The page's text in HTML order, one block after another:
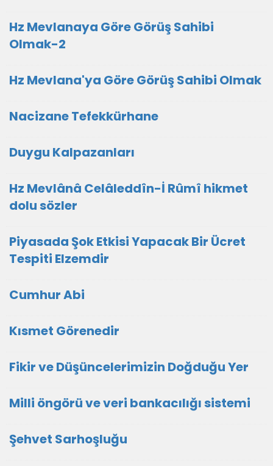
Hz Mevlanaya Göre Görüş Sahibi
Olmak-2
Hz Mevlana'ya Göre Görüş Sahibi Olmak
Nacizane Tefekkürhane
Duygu Kalpazanları
Hz Mevlânâ Celâleddîn-İ Rûmî hikmet
dolu sözler
Piyasada Şok Etkisi Yapacak Bir Ücret
Tespiti Elzemdir
Cumhur Abi
Kısmet Görenedir
Fikir ve Düşüncelerimizin Doğduğu Yer
Milli öngörü ve veri bankacılığı sistemi
Şehvet Sarhoşluğu